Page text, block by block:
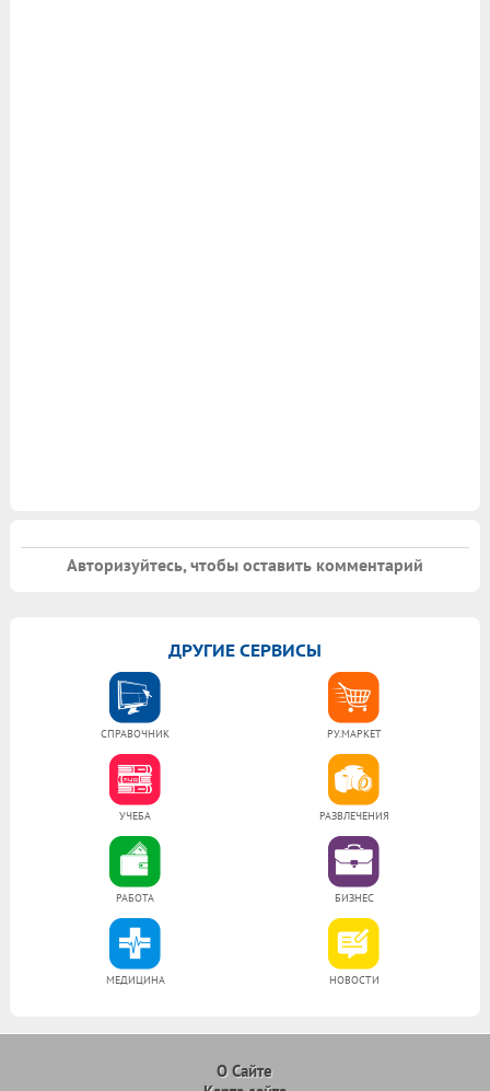
Авторизуйтесь, чтобы оставить комментарий
ДРУГИЕ СЕРВИСЫ
СПРАВОЧНИК РУ.МАРКЕТ
УЧЕБА РАЗВЛЕЧЕНИЯ
РАБОТА БИЗНЕС
МЕДИЦИНА НОВОСТИ
О Сайте